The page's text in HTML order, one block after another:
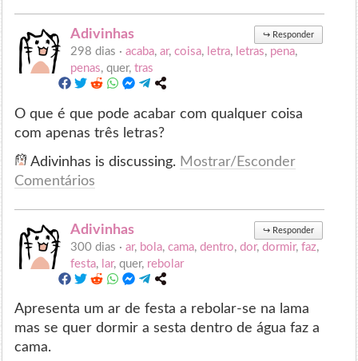
Adivinhas ↪ Responder
298 dias ·acaba,ar,coisa, letra, letras, pena,
penas, quer,tras
O que é que pode acabar com qualquer coisa
com apenas três letras?
Adivinhas is discussing. Mostrar/Esconder
Comentários
Adivinhas ↪ Responder
300 dias ·ar, bola,cama,dentro,dor,dormir,faz,
festa, lar, quer, rebolar
Apresenta um ar de festa a rebolar-se na lama
mas se quer dormir a sesta dentro de água faz a
cama.